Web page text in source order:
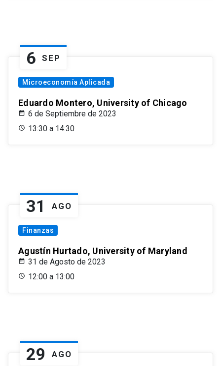
6 SEP
Microeconomía Aplicada
Eduardo Montero, University of Chicago
6 de Septiembre de 2023
13:30 a 14:30
31 AGO
Finanzas
Agustín Hurtado, University of Maryland
31 de Agosto de 2023
12:00 a 13:00
29 AGO